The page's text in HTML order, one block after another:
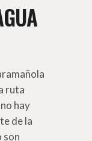
ruta
hay
de la
son